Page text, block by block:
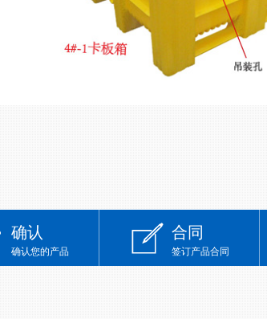
确认
确认您的产品
合同
签订产品合同